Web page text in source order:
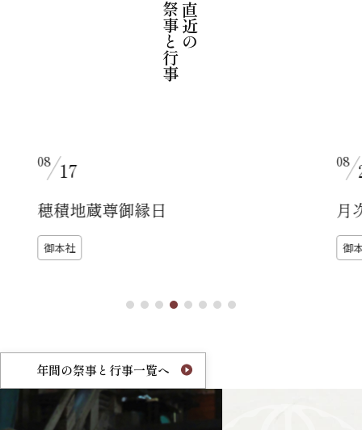
直近の
祭事と行事
08
月次祭
御本社
年間の祭事と行事一覧へ